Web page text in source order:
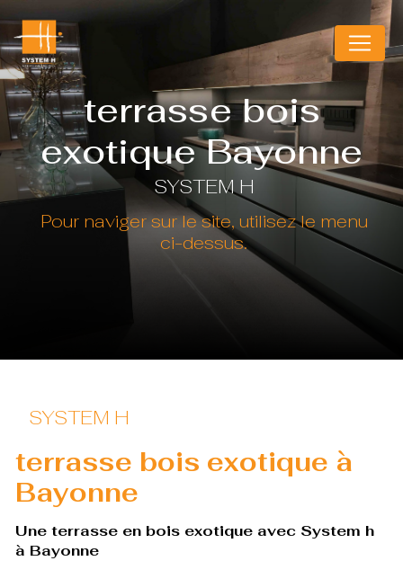
terrasse bois
exotique Bayonne
SYSTEM H
SYSTEM H
terrasse bois exotique à
Bayonne
Une terrasse en bois exotique avec System h
à Bayonne
Panneau de gestion des cookies